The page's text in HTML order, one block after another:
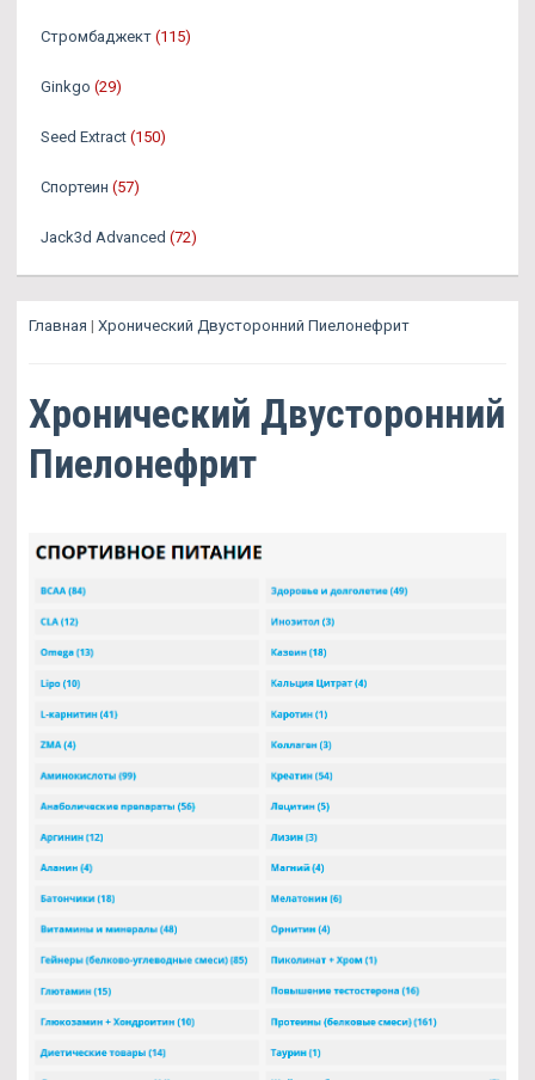
Стромбаджект (115)
Ginkgo (29)
Seed Extract (150)
Спортеин (57)
Jack3d Advanced (72)
Главная | Хронический Двусторонний Пиелонефрит
Хронический Двусторонний
Пиелонефрит